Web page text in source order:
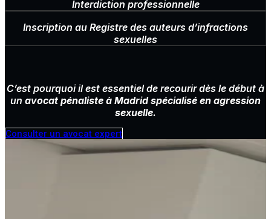
Interdiction professionnelle
Inscription au Registre des auteurs d’infractions
sexuelles
C’est pourquoi il est essentiel de recourir dès le début à
un avocat pénaliste à Madrid spécialisé en agression
sexuelle.
Consulter un avocat expert